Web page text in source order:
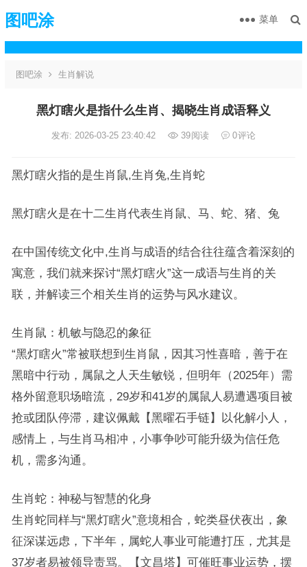
图吧涂 菜单
图吧涂 生肖解说
黑灯瞎火是指什么生肖、揭晓生肖成语释义
发布: 2026-03-25 23:40:42 39阅读 0评论
黑灯瞎火指的是生肖鼠,生肖兔,生肖蛇
黑灯瞎火是在十二生肖代表生肖鼠、马、蛇、猪、兔
在中国传统文化中,生肖与成语的结合往往蕴含着深刻的
寓意，我们就来探讨“黑灯瞎火”这一成语与生肖的关
联，并解读三个相关生肖的运势与风水建议。
生肖鼠：机敏与隐忍的象征
“黑灯瞎火”常被联想到生肖鼠，因其习性喜暗，善于在
黑暗中行动，属鼠之人天生敏锐，但明年（2025年）需
格外留意职场暗流，29岁和41岁的属鼠人易遭遇项目被
抢或团队停滞，建议佩戴【黑曜石手链】以化解小人，
感情上，与生肖马相冲，小事争吵可能升级为信任危
机，需多沟通。
生肖蛇：神秘与智慧的化身
生肖蛇同样与“黑灯瞎火”意境相合，蛇类昼伏夜出，象
征深谋远虑，下半年，属蛇人事业可能遭打压，尤其是
37岁者易被领导责骂。【文昌塔】可催旺事业运势，摆